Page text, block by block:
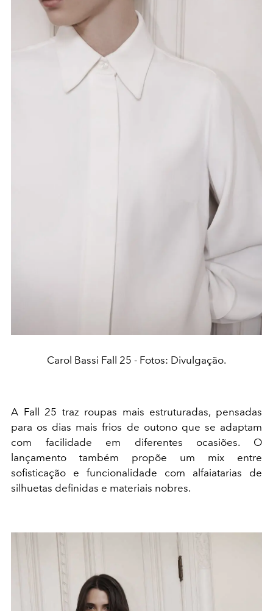
Carol Bassi Fall 25 - Fotos: Divulgação.
A Fall 25 traz roupas mais estruturadas, pensadas
para os dias mais frios de outono que se adaptam
com facilidade em diferentes ocasiões. O
lançamento também propõe um mix entre
sofisticação e funcionalidade com alfaiatarias de
silhuetas definidas e materiais nobres.